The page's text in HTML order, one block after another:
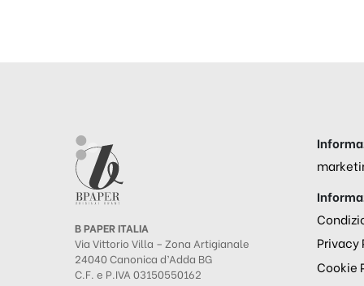
B PAPER ITALIA
Via Vittorio Villa – Zona Artigianale
24040 Canonica d’Adda BG
C.F. e P.IVA 03150550162
Privacy
Cookie